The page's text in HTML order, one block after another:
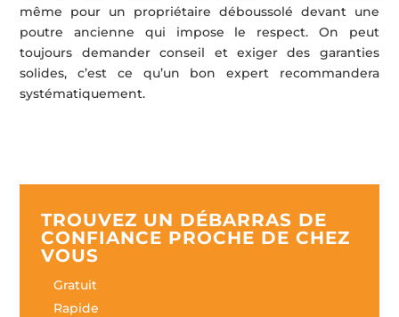
même pour un propriétaire déboussolé devant une
poutre ancienne qui impose le respect. On peut
toujours demander conseil et exiger des garanties
solides, c’est ce qu’un bon expert recommandera
systématiquement.
TROUVEZ UN DÉBARRAS DE
CONFIANCE PROCHE DE CHEZ
VOUS
Gratuit
Rapide